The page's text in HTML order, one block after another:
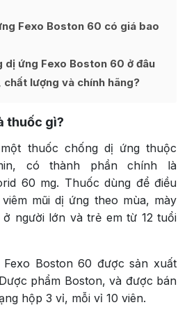
Fexo Boston 60 có giá bao
dị ứng Fexo Boston 60 ở đâu
lượng và chính hãng?
thuốc gì?
thuốc chống dị ứng thuộc
có thành phần chính là
60 mg. Thuốc dùng để điều
mũi dị ứng theo mùa, mày
người lớn và trẻ em từ 12 tuổi
Boston 60 được sản xuất
phẩm Boston, và được bán
hộp 3 vỉ, mỗi vỉ 10 viên.